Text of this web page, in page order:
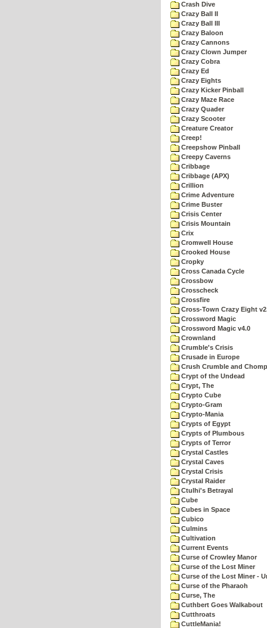
Crash Dive
Crazy Ball II
Crazy Ball III
Crazy Baloon
Crazy Cannons
Crazy Clown Jumper
Crazy Cobra
Crazy Ed
Crazy Eights
Crazy Kicker Pinball
Crazy Maze Race
Crazy Quader
Crazy Scooter
Creature Creator
Creep!
Creepshow Pinball
Creepy Caverns
Cribbage
Cribbage (APX)
Crillion
Crime Adventure
Crime Buster
Crisis Center
Crisis Mountain
Crix
Cromwell House
Crooked House
Cropky
Cross Canada Cycle
Crossbow
Crosscheck
Crossfire
Cross-Town Crazy Eight
Crossword Magic
Crossword Magic v4.0
Crownland
Crumble's Crisis
Crusade in Europe
Crush Crumble and Chomp
Crypt of the Undead
Crypt, The
Crypto Cube
Crypto-Gram
Crypto-Mania
Crypts of Egypt
Crypts of Plumbous
Crypts of Terror
Crystal Castles
Crystal Caves
Crystal Crisis
Crystal Raider
Ctulhi's Betrayal
Cube
Cubes in Space
Cubico
Culmins
Cultivation
Current Events
Curse of Crowley Manor
Curse of the Lost Miner
Curse of the Lost Miner -
Curse of the Pharaoh
Curse, The
Cuthbert Goes Walkabout
Cutthroats
CuttleMania!